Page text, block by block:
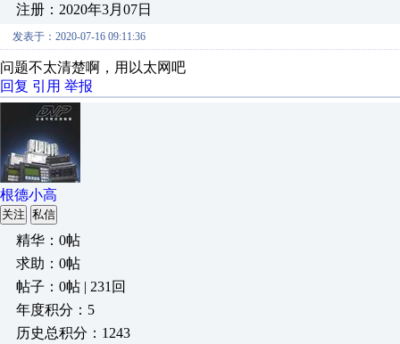
注册：2020年3月07日
发表于：2020-07-16 09:11:36
问题不太清楚啊，用以太网吧
回复 引用 举报
根德小高
关注 私信
精华：0帖
求助：0帖
帖子：0帖 | 231回
年度积分：5
历史总积分：1243